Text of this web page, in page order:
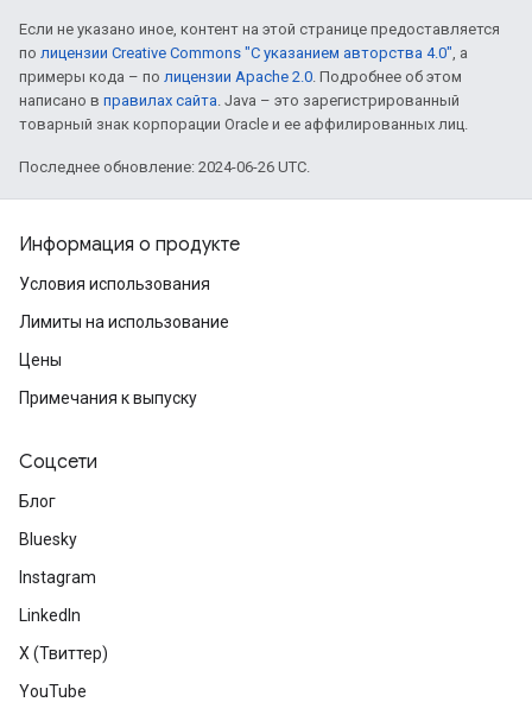
Если не указано иное, контент на этой странице предоставляется
по лицензии Creative Commons "С указанием авторства 4.0", а
примеры кода – по лицензии Apache 2.0. Подробнее об этом
написано в правилах сайта. Java – это зарегистрированный
товарный знак корпорации Oracle и ее аффилированных лиц.
Последнее обновление: 2024-06-26 UTC.
Информация о продукте
Условия использования
Лимиты на использование
Цены
Примечания к выпуску
Соцсети
Блог
Bluesky
Instagram
LinkedIn
X (Твиттер)
YouTube